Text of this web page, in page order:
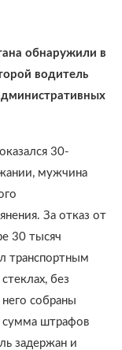
обнаружили в
водитель
30-
мужчина
За отказ от
30 тысяч
транспортным
без
собраны
штрафов
задержан и